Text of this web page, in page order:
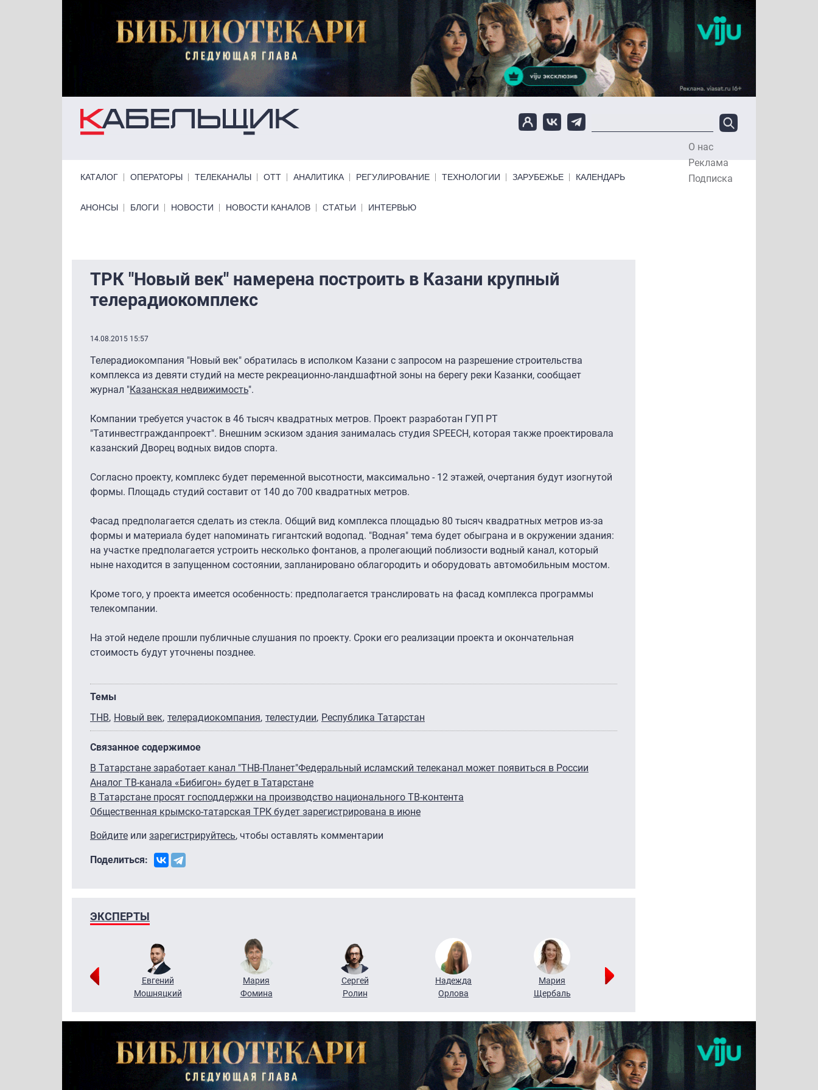
Перейти к основному содержанию
О нас
Реклама
Подписка
КАТАЛОГ ОПЕРАТОРЫ ТЕЛЕКАНАЛЫ ОТТ АНАЛИТИКА РЕГУЛИРОВАНИЕ ТЕХНОЛОГИИ ЗАРУБЕЖЬЕ КАЛЕНДАРЬ
Primary links bottom
АНОНСЫ БЛОГИ НОВОСТИ НОВОСТИ КАНАЛОВ СТАТЬИ ИНТЕРВЬЮ
ТРК "Новый век" намерена построить в Казани крупный
телерадиокомплекс
14.08.2015 15:57
Телерадиокомпания "Новый век" обратилась в исполком Казани с запросом на разрешение строительства
комплекса из девяти студий на месте рекреационно-ландшафтной зоны на берегу реки Казанки, сообщает
журнал "Казанская недвижимость".
Компании требуется участок в 46 тысяч квадратных метров. Проект разработан ГУП РТ
"Татинвестгражданпроект". Внешним эскизом здания занималась студия SPEECH, которая также проектировала
казанский Дворец водных видов спорта.
Согласно проекту, комплекс будет переменной высотности, максимально - 12 этажей, очертания будут изогнутой
формы. Площадь студий составит от 140 до 700 квадратных метров.
Фасад предполагается сделать из стекла. Общий вид комплекса площадью 80 тысяч квадратных метров из-за
формы и материала будет напоминать гигантский водопад. "Водная" тема будет обыграна и в окружении здания:
на участке предполагается устроить несколько фонтанов, а пролегающий поблизости водный канал, который
ныне находится в запущенном состоянии, запланировано облагородить и оборудовать автомобильным мостом.
Кроме того, у проекта имеется особенность: предполагается транслировать на фасад комплекса программы
телекомпании.
На этой неделе прошли публичные слушания по проекту. Сроки его реализации проекта и окончательная
стоимость будут уточнены позднее.
Темы
ТНВ Новый век телерадиокомпания телестудии Республика Татарстан
Связанное содержимое
В Татарстане заработает канал "ТНВ-Планет"Федеральный исламский телеканал может появиться в России
Аналог ТВ-канала «Бибигон» будет в Татарстане
В Татарстане просят господдержки на производство национального ТВ-контента
Общественная крымско-татарская ТРК будет зарегистрирована в июне
Войдите или зарегистрируйтесь, чтобы оставлять комментарии
Поделиться:
ЭКСПЕРТЫ
Евгений
Мошняцкий
Мария
Фомина
Сергей
Ролин
Надежда
Орлова
Мария
Щербаль